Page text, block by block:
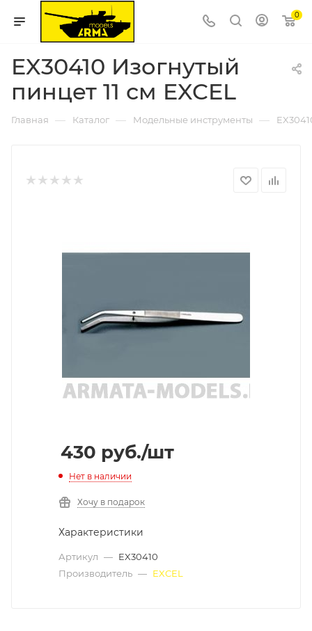
0
EX30410 Изогнутый
пинцет 11 см EXCEL
Главная — Каталог — Модельные инструменты —
430 руб./шт
Нет в наличии
Хочу в подарок
Характеристики
Артикул — EX30410
Производитель — EXCEL